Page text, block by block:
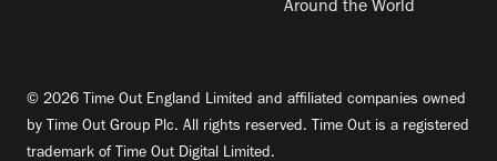
Around the World
© 2026 Time Out England Limited and affiliated companies owned
by Time Out Group Plc. All rights reserved. Time Out is a registered
trademark of Time Out Digital Limited.